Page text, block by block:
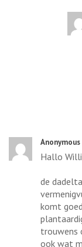
Anonymous
Hallo
de
komt
trouwens
ook wat